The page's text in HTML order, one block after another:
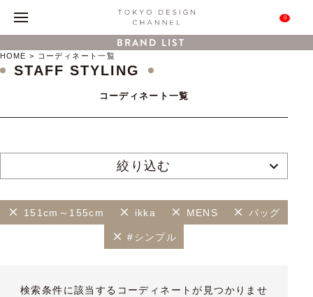
0
BRAND LIST
HOME コーディネート一覧
STAFF STYLING
コーディネート一覧
絞り込む
151cm～155cm ikka MENS バッグ
#シンプル
検索条件に該当するコーディネートが見つかりませ